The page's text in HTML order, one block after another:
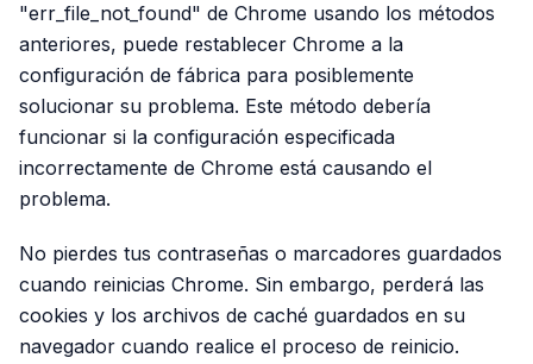
"err_file_not_found" de Chrome usando los métodos
anteriores, puede restablecer Chrome a la
configuración de fábrica para posiblemente
solucionar su problema. Este método debería
funcionar si la configuración especificada
incorrectamente de Chrome está causando el
problema.
No pierdes tus contraseñas o marcadores guardados
cuando reinicias Chrome. Sin embargo, perderá las
cookies y los archivos de caché guardados en su
navegador cuando realice el proceso de reinicio.